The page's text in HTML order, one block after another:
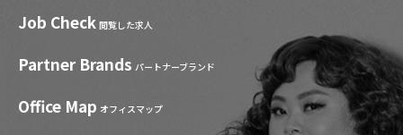
Job Check 閲覧した求人
Partner Brands パートナーブランド
Office Map オフィスマップ